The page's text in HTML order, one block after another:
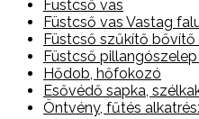
Füstcső vas
Füstcső vas Vastag
Füstcső szűkítő
Füstcső
Hődob, hőfokozó
Esővédő sapka,
Öntvény, fűtés